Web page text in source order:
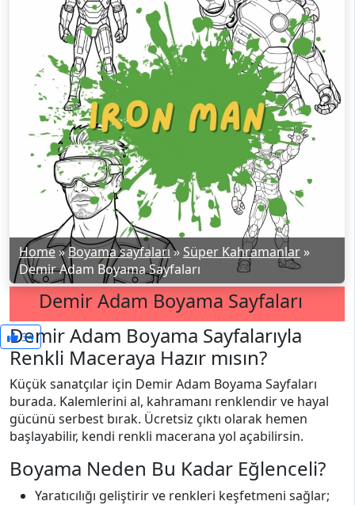
Home»Boyama sayfaları»Süper Kahramanlar »
Demir Adam Boyama Sayfaları
Demir Adam Boyama Sayfaları
34
Demir Adam Boyama Sayfalarıyla
Renkli Maceraya Hazır mısın?
Küçük sanatçılar için Demir Adam Boyama Sayfaları
burada. Kalemlerini al, kahramanı renklendir ve hayal
gücünü serbest bırak. Ücretsiz çıktı olarak hemen
başlayabilir, kendi renkli macerana yol açabilirsin.
Boyama Neden Bu Kadar Eğlenceli?
Yaratıcılığı geliştirir ve renkleri keşfetmeni sağlar;